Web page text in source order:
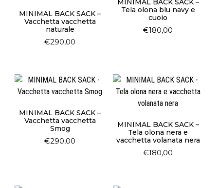
MINIMAL BACK SACK –
Vacchetta vacchetta
naturale
€290,00
MINIMAL BACK SACK –
Tela olona blu navy e
cuoio
€180,00
MINIMAL BACK SACK –
Vacchetta vacchetta
Smog
€290,00
MINIMAL BACK SACK –
Tela olona nera e
vacchetta volanata nera
€180,00